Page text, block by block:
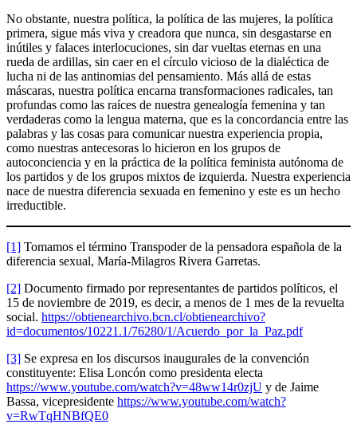
No obstante, nuestra política, la política de las mujeres, la política
primera, sigue más viva y creadora que nunca, sin desgastarse en
inútiles y falaces interlocuciones, sin dar vueltas eternas en una
rueda de ardillas, sin caer en el círculo vicioso de la dialéctica de
lucha ni de las antinomias del pensamiento. Más allá de estas
máscaras, nuestra política encarna transformaciones radicales, tan
profundas como las raíces de nuestra genealogía femenina y tan
verdaderas como la lengua materna, que es la concordancia entre las
palabras y las cosas para comunicar nuestra experiencia propia,
como nuestras antecesoras lo hicieron en los grupos de
autoconciencia y en la práctica de la política feminista autónoma de
los partidos y de los grupos mixtos de izquierda. Nuestra experiencia
nace de nuestra diferencia sexuada en femenino y este es un hecho
irreductible.
[1] Tomamos el término Transpoder de la pensadora española de la
diferencia sexual, María-Milagros Rivera Garretas.
[2] Documento firmado por representantes de partidos políticos, el
15 de noviembre de 2019, es decir, a menos de 1 mes de la revuelta
social. https://obtienearchivo.bcn.cl/obtienearchivo?
id=documentos/10221.1/76280/1/Acuerdo_por_la_Paz.pdf
[3] Se expresa en los discursos inaugurales de la convención
constituyente: Elisa Loncón como presidenta electa
https://www.youtube.com/watch?v=48ww14r0zjU y de Jaime
Bassa, vicepresidente https://www.youtube.com/watch?
v=RwTqHNBfQE0